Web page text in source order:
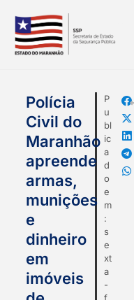
P
u
bl
ic
a
d
o
e
m
:
s
e
xt
a
-
Polícia
Civil do
Maranhão
apreende
armas,
munições
e
dinheiro
em
imóveis